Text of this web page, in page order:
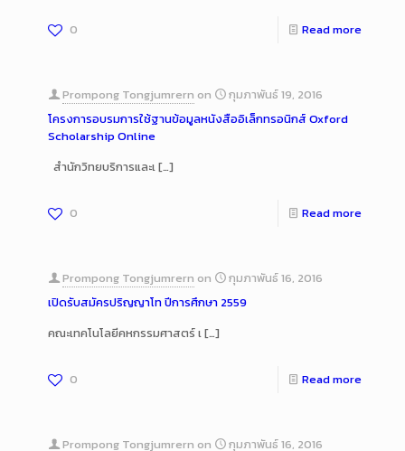
0 Read more
Prompong Tongjumrern on
กุมภาพันธ์ 19, 2016
โครงการอบรมการใช้ฐานข้อมูลหนังสืออิเล็กทรอนิกส์ Oxford
Scholarship Online
สำนักวิทยบริการและเ[…]
0 Read more
Prompong Tongjumrern on
กุมภาพันธ์ 16, 2016
เปิดรับสมัครปริญญาโท ปีการศึกษา 2559
คณะเทคโนโลยีคหกรรมศาสตร์ เ[…]
0 Read more
Prompong Tongjumrern on
กุมภาพันธ์ 16, 2016